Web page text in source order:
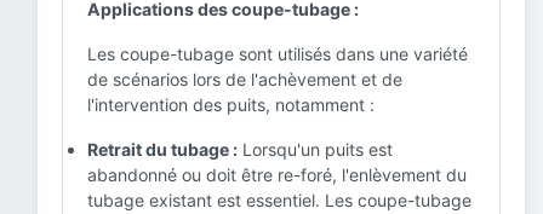
Applications des coupe-tubage :
Les coupe-tubage sont utilisés dans une variété
de scénarios lors de l'achèvement et de
l'intervention des puits, notamment :
Retrait du tubage : Lorsqu'un puits est
abandonné ou doit être re-foré, l'enlèvement du
tubage existant est essentiel. Les coupe-tubage